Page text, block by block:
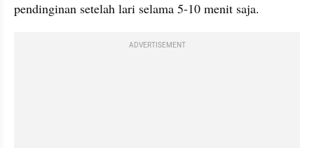
pendinginan setelah lari selama 5-10 menit saja.
ADVERTISEMENT